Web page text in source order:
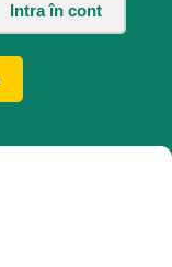
Intra în cont